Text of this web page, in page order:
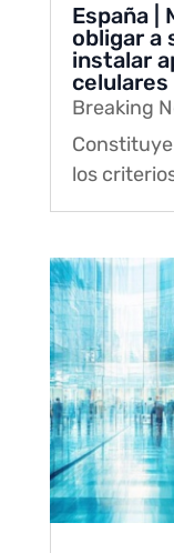
España |
obligar a
instalar
celulares
Breaking
los